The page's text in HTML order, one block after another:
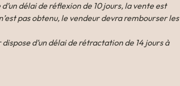
délai de réflexion de 10 jours, la vente est
pas obtenu, le vendeur devra rembourser les
d’un délai de rétractation de 14 jours à